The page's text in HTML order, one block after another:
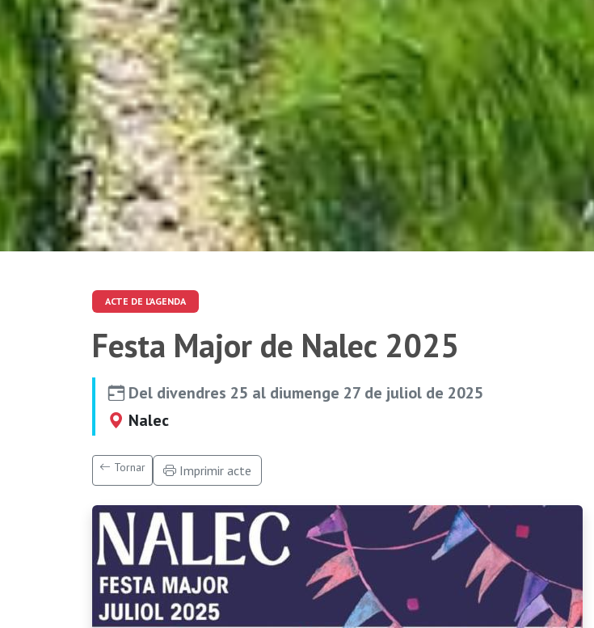
ACTE DE L'AGENDA
Festa Major de Nalec 2025
Del divendres 25 al diumenge 27 de juliol de 2025
Nalec
Tornar Imprimir acte